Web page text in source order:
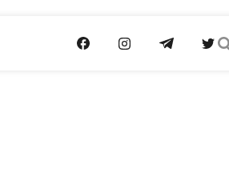
ПОСИЛАННЯ НА FACEBOOK
ПОСИЛАННЯ НА
ПОСИЛАННЯ